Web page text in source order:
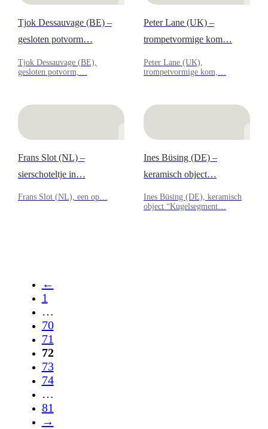
Tjok Dessauvage (BE) –
gesloten potvorm…
Tjok Dessauvage (BE),
gesloten potvorm,…
Peter Lane (UK) –
trompetvormige kom…
Peter Lane (UK),
trompetvormige kom,…
Frans Slot (NL) –
sierschoteltje in…
Frans Slot (NL), een op…
Ines Büsing (DE) –
keramisch object…
Ines Büsing (DE), keramisch
object “Kugelsegment…
←
1
…
70
71
72
73
74
…
81
→